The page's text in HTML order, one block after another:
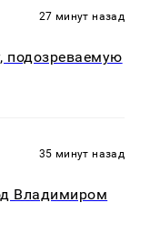
27 минут назад
подозреваемую
35 минут назад
Владимиром